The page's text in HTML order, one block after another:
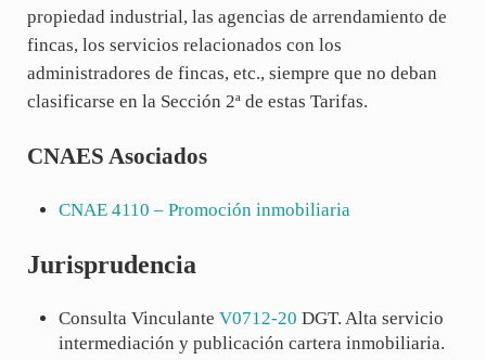
propiedad industrial, las agencias de arrendamiento de
fincas, los servicios relacionados con los
administradores de fincas, etc., siempre que no deban
clasificarse en la Sección 2ª de estas Tarifas.
CNAES Asociados
CNAE4110 – Promoción inmobiliaria
Jurisprudencia
Consulta VinculanteV0712-20 DGT. Alta servicio
intermediación y publicación cartera inmobiliaria.